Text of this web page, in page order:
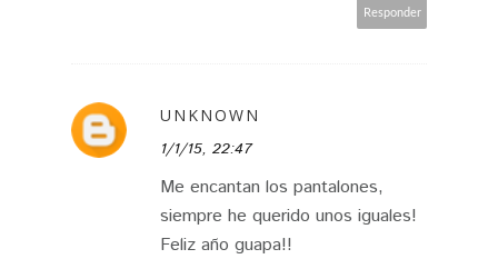
Responder
UNKNOWN
1/1/15, 22:47
Me encantan los pantalones,
siempre he querido unos iguales!
Feliz año guapa!!